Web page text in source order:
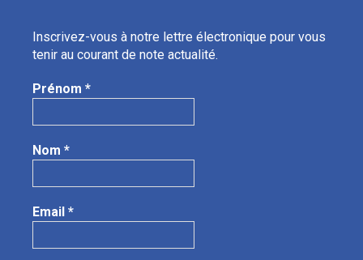
Inscrivez-vous à notre lettre électronique pour vous
tenir au courant de note actualité.
Prénom *
Nom *
Email *